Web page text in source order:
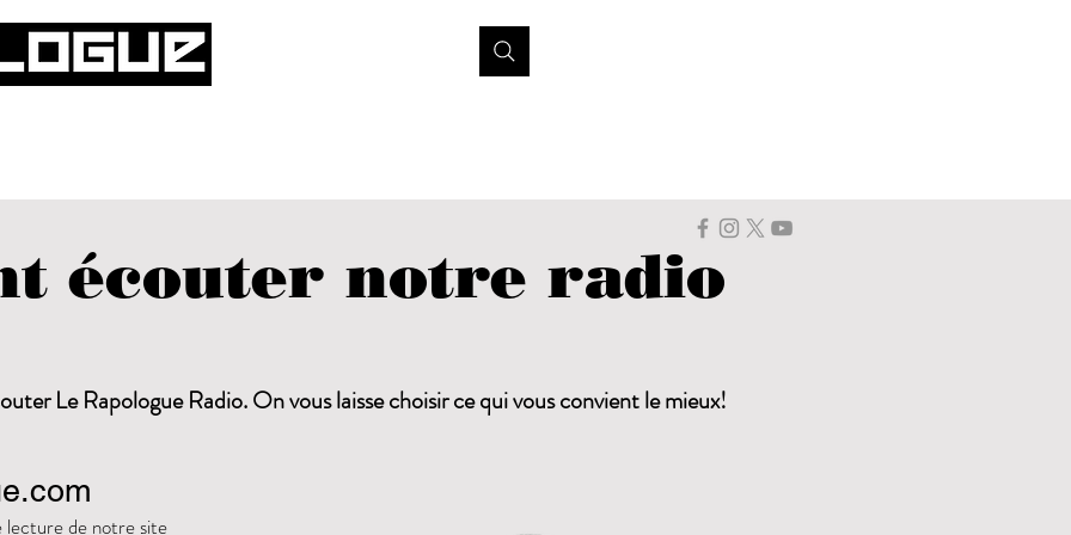
écouter notre radio
Le Rapologue Radio. On vous laisse choisir ce qui vous convient le mieux!
lecture de notre site